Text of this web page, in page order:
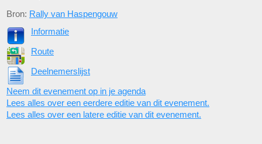
Bron: Rally van Haspengouw
Informatie
Route
Deelnemerslijst
Neem dit evenement op in je agenda
Lees alles over een eerdere editie van dit evenement.
Lees alles over een latere editie van dit evenement.